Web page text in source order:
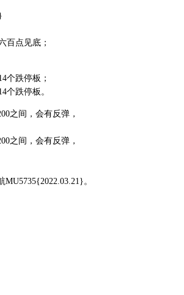
百点见底；
跌停板；
跌停板。
之间，会有反弹，
之间，会有反弹，
。